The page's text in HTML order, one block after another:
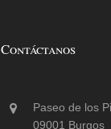
Contáctanos
Paseo de los
09001 Burgos